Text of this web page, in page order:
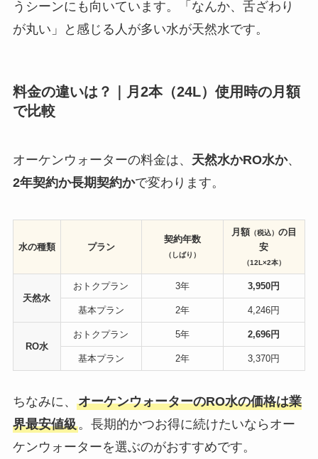
うシーンにも向いています。「なんか、舌ざわり
が丸い」と感じる人が多い水が天然水です。
料金の違いは？｜月2本（24L）使用時の月額
で比較
オーケンウォーターの料金は、 天然水かRO水か、
2年契約か長期契約かで変わります。
水の種類 プラン
契約年数
（しばり）
月額 （税込） の目
安
（12L×2本）
天然水
おトクプラン 3年 3,950円
基本プラン 2年 4,246円
RO水
おトクプラン 5年 2,696円
基本プラン 2年 3,370円
ちなみに、 オーケンウォーターのRO水の価格は業
界最安値級。長期的かつお得に続けたいならオー
ケンウォーターを選ぶのがおすすめです。